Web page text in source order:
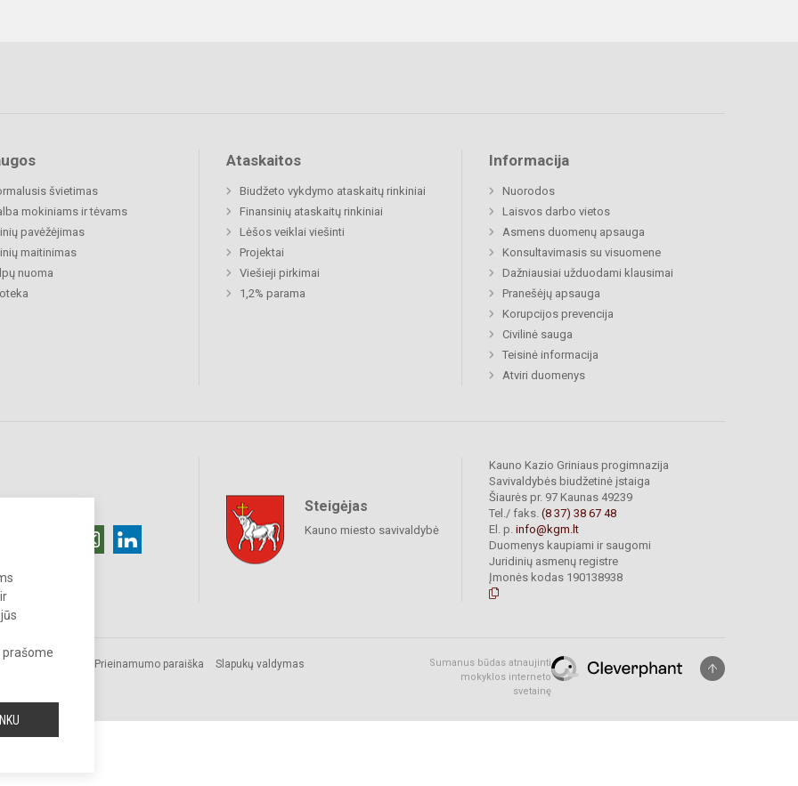
prašome
švietimas
mokiniams ir tėvams
pavėžėjimas
maitinimas
nuoma
Ataskaitos
Biudžeto vykdymo ataskaitų rinkiniai
Finansinių ataskaitų rinkiniai
Lėšos veiklai viešinti
Projektai
Viešieji pirkimai
1,2% parama
Informacija
Nuorodos
Laisvos darbo vietos
Asmens duomenų apsauga
Konsultavimasis su visuomene
Dažniausiai užduodami klausimai
Pranešėjų apsauga
Korupcijos prevencija
Civilinė sauga
Teisinė informacija
Atviri duomenys
Steigėjas
Kauno miesto savivaldybė
Kauno Kazio Griniaus progimnazija
Savivaldybės biudžetinė įstaiga
Šiaurės pr. 97 Kaunas 49239
Tel./ faks. (8 37) 38 67 48
El. p. info@kgm.lt
Duomenys kaupiami ir saugomi
Juridinių asmenų registre
Įmonės kodas 190138938
Prieinamumo paraiška Slapukų valdymas
Sumanus būdas atnaujinti
mokyklos interneto
svetainę